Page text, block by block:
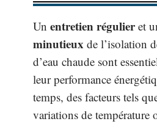
Un entretien régulieret
minutieux de l’isolation
d’eau chaude sont
leur performance
temps, des facteurs tels
variations de température